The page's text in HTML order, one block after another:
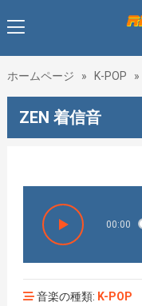
ホームページ » K-POP »
ZEN 着信音
00:00
音楽の種類: K-POP